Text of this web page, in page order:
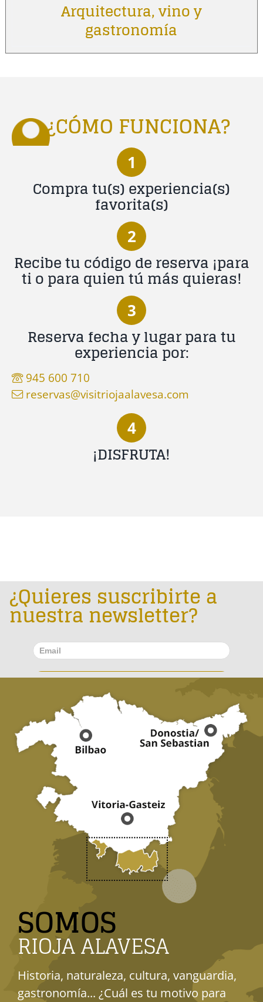
Arquitectura, vino y
gastronomía
¿CÓMO FUNCIONA?
1
Compra tu(s) experiencia(s)
favorita(s)
2
Recibe tu código de reserva ¡para
ti o para quien tú más quieras!
3
Reserva fecha y lugar para tu
experiencia por:
945 600 710
reservas@visitriojaalavesa.com
4
¡DISFRUTA!
¿Quieres suscribirte a
nuestra newsletter?
SOMOS
RIOJA ALAVESA
Historia, naturaleza, cultura, vanguardia,
gastronomía... ¿Cuál es tu motivo para